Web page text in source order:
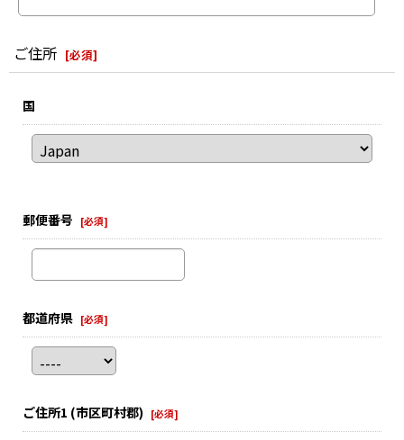
ご住所 [必須]
国
郵便番号 [必須]
都道府県 [必須]
ご住所1 (市区町村郡) [必須]